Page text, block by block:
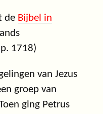
de Bijbel in
1718)
van Jezus
groep van
ging Petrus